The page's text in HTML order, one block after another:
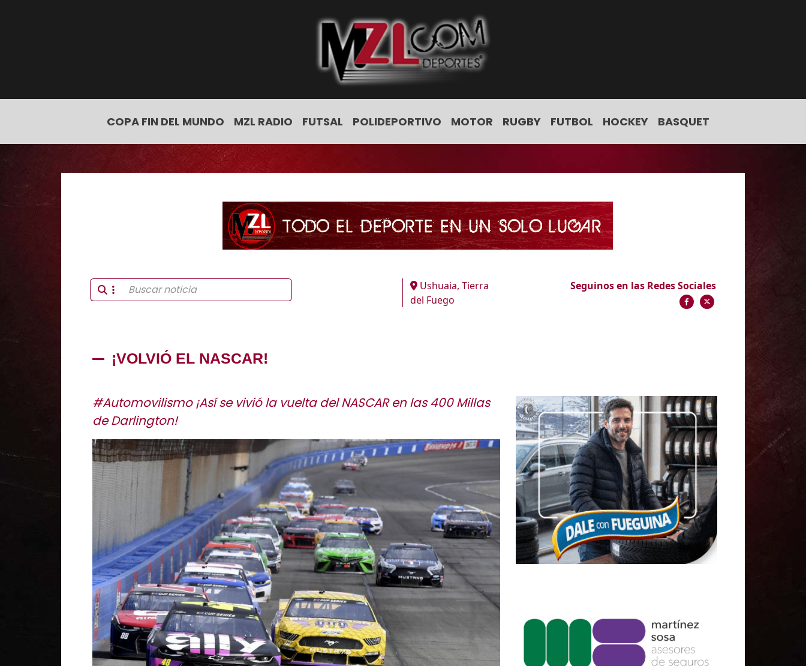
COPA FIN DEL MUNDO MZL RADIO FUTSAL POLIDEPORTIVO MOTOR RUGBY FUTBOL HOCKEY BASQUET
Ushuaia, Tierra
del Fuego
Seguinos en las Redes Sociales
¡VOLVIÓ EL NASCAR!
#Automovilismo ¡Así se vivió la vuelta del NASCAR en las 400 Millas
de Darlington!